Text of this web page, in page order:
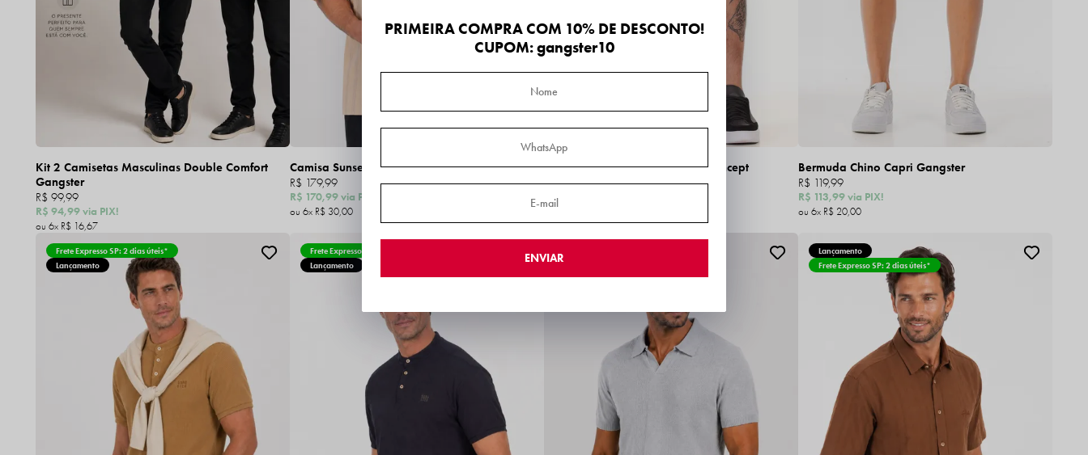
Kit 2 Camisetas Masculinas Double Comfort
Gangster
R$ 94,99via PIX!
R$ 99,99
6x R$ 16,67
Camisa Sunset Plus Size Gangster
R$ 170,99via PIX!
R$ 179,99
6x R$ 30,00
Bermuda Plus Size Alfaiataria Concept
Gangster
R$ 161,49
R$ 169,99
6xR$ 28,33
Bermuda Chino Capri Gangster
R$ 113,99via PIX!
R$ 119,99
6x R$ 20,00
Frete Expresso SP: 2 dias úteis*
Lançamento
Frete Expresso SP: 2 dias úteis*
Lançamento
Lançamento
Frete Expresso SP: 2 dias úteis*
PRIMEIRA COMPRA COM 10% DE DESCONTO!
CUPOM: gangster10
ENVIAR